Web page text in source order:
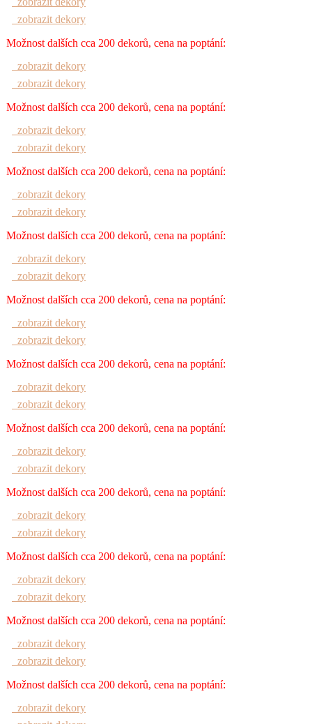
zobrazit dekory
Možnost dalších cca 200 dekorů, cena na poptání:
zobrazit dekory
zobrazit dekory
Možnost dalších cca 200 dekorů, cena na poptání:
zobrazit dekory
zobrazit dekory
Možnost dalších cca 200 dekorů, cena na poptání:
zobrazit dekory
zobrazit dekory
Možnost dalších cca 200 dekorů, cena na poptání:
zobrazit dekory
zobrazit dekory
Možnost dalších cca 200 dekorů, cena na poptání:
zobrazit dekory
zobrazit dekory
Možnost dalších cca 200 dekorů, cena na poptání:
zobrazit dekory
zobrazit dekory
Možnost dalších cca 200 dekorů, cena na poptání:
zobrazit dekory
zobrazit dekory
Možnost dalších cca 200 dekorů, cena na poptání:
zobrazit dekory
zobrazit dekory
Možnost dalších cca 200 dekorů, cena na poptání:
zobrazit dekory
zobrazit dekory
Možnost dalších cca 200 dekorů, cena na poptání:
zobrazit dekory
zobrazit dekory
Možnost dalších cca 200 dekorů, cena na poptání:
zobrazit dekory